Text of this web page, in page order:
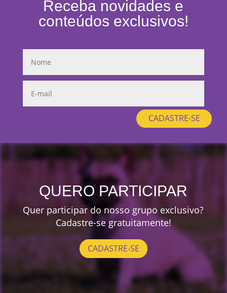
Receba novidades e
conteúdos exclusivos!
CADASTRE-SE
QUERO PARTICIPAR
Quer participar do nosso grupo exclusivo?
Cadastre-se gratuitamente!
CADASTRE-SE